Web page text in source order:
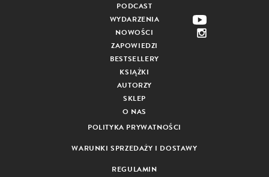
PODCAST
WYDARZENIA
NOWOŚCI
ZAPOWIEDZI
BESTSELLERY
KSIĄŻKI
AUTORZY
SKLEP
O NAS
POLITYKA PRYWATNOŚCI
WARUNKI SPRZEDAŻY I DOSTAWY
REGULAMIN